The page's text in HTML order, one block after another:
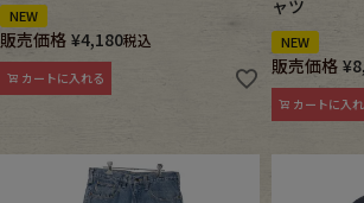
小物・アクセサリーから
Bag Stall
NEW
販売価格 ¥4,180税込
カートに入れる
ャツ
NEW
販売価格 ¥
カートに入